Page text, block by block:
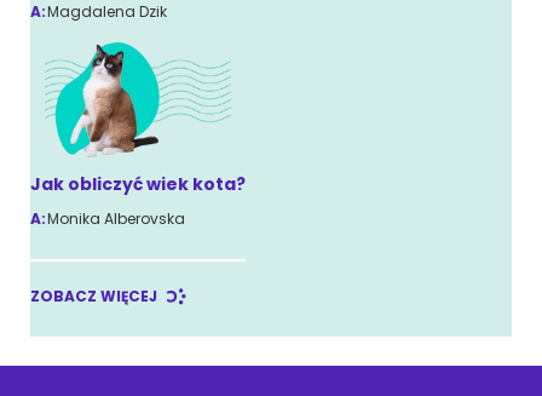
A:Magdalena Dzik
Jak obliczyć wiek kota?
A:Monika Alberovska
ZOBACZ WIĘCEJ